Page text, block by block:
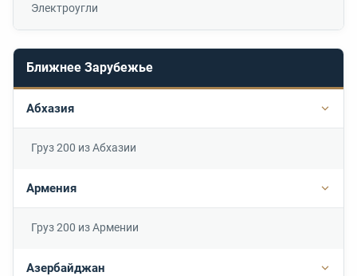
Электроугли
Ближнее Зарубежье
Абхазия
Груз 200 из Абхазии
Армения
Груз 200 из Армении
Азербайджан